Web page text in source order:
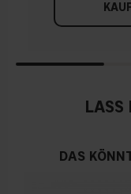
LASS
DAS